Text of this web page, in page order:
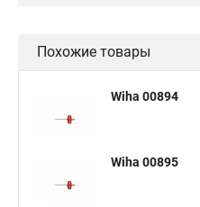
Похожие товары
Wiha 00894
Wiha 00895